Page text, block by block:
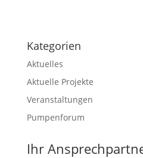
Kategorien
Aktuelles
Aktuelle Projekte
Veranstaltungen
Pumpenforum
Ihr